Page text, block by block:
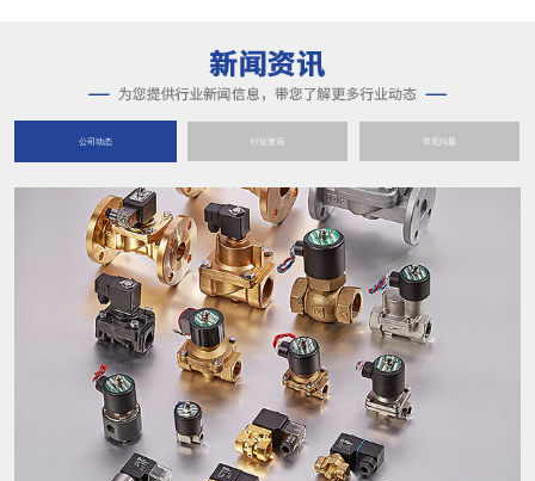
公司动态 行业资讯 常见问题